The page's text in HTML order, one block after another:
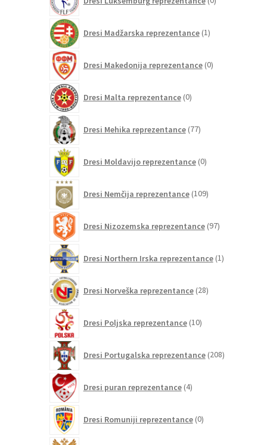
izdelkov
Dresi Madžarska reprezentance 1izdelek
Dresi Makedonija reprezentance 0izdelkov
Dresi Malta reprezentance 0izdelkov
Dresi Mehika reprezentance 77izdelkov
Dresi Moldavijo reprezentance 0izdelkov
Dresi Nemčija reprezentance 109izdelkov
Dresi Nizozemska reprezentance 97izdelkov
Dresi Northern Irska reprezentance 1izdelek
Dresi Norveška reprezentance 28izdelkov
Dresi Poljska reprezentance 10izdelkov
Dresi Portugalska reprezentance 208izdelkov
Dresi puran reprezentance 4izdelki
Dresi Romuniji reprezentance 0izdelkov